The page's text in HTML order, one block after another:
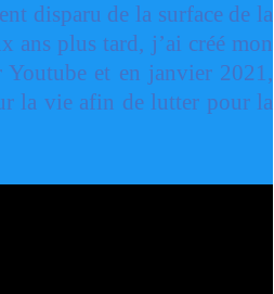
disparu de la surface de la
ans plus tard, j’ai créé mon
Youtube et en janvier 2021,
la vie afin de lutter pour la